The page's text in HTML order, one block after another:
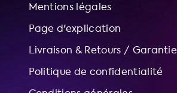
Mentions légales
Page d'explication
Livraison & Retours / Garantie
Politique de confidentialité